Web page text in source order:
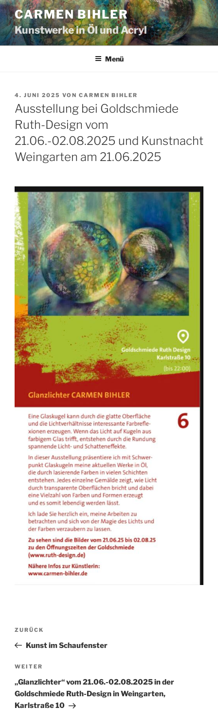
Zum
Inhalt
springen
CARMEN BIHLER
Kunstwerke in Öl und Acryl
Menü
VERÖFFENTLICHT
AM
4. JUNI 2025 VON CARMEN BIHLER
Ausstellung bei Goldschmiede
Ruth-Design vom
21.06.-02.08.2025 und Kunstnacht
Weingarten am 21.06.2025
Beitragsnavigation
Vorheriger
Beitrag
ZURÜCK
Kunst im Schaufenster
Nächster
Beitrag
WEITER
„Glanzlichter“ vom 21.06.-02.08.2025 in der
Goldschmiede Ruth-Design in Weingarten,
Karlstraße 10